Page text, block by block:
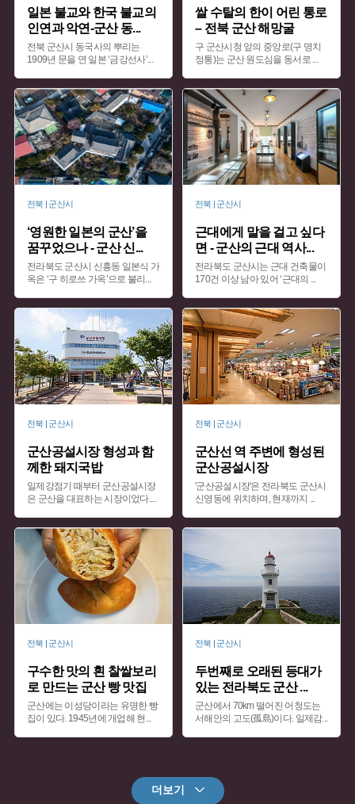
일본 불교와 한국 불교의
인연과 악연-군산 동...
전북 군산시 동국사의 뿌리는
1909년 문을 연 일본 ‘금강선사’...
쌀 수탈의 한이 어린 통로
– 전북 군산 해망굴
구 군산시청 앞의 중앙로(구 명치
정통)는 군산 원도심을 동서로 ...
전북 | 군산시
‘영원한 일본의 군산’을
꿈꾸었으나 - 군산 신...
전라북도 군산시 신흥동 일본식 가
옥은 ‘구 히로쓰 가옥’으로 불리 ...
전북 | 군산시
근대에게 말을 걸고 싶다
면 - 군산의 근대 역사...
전라북도 군산시는 근대 건축물이
170건 이상 남아 있어 ‘근대의 ...
전북 | 군산시
군산공설시장 형성과 함
께한 돼지국밥
일제강점기 때부터 군산공설시장
은 군산을 대표하는 시장이었다....
전북 | 군산시
군산선 역 주변에 형성된
군산공설시장
'군산공설시장'은 전라북도 군산시
신영동에 위치하며, 현재까지 ...
전북 | 군산시
구수한 맛의 흰 찰쌀보리
로 만드는 군산 빵 맛집
군산에는 이성당이라는 유명한 빵
집이 있다. 1945년에 개업해 현 ...
전북 | 군산시
두번째로 오래된 등대가
있는 전라북도 군산...
군산에서 70km 떨어진 어청도는
서해안의 고도(孤島)이다. 일제감...
더보기